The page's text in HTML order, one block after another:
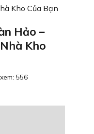
Kho Của Bạn
Hảo –
Kho
556